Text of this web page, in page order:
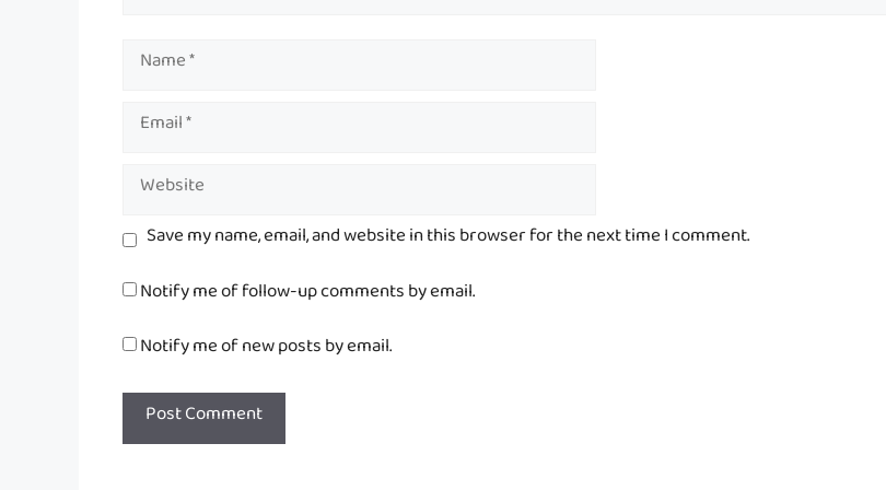
Name
Email
Website
Save my name, email, and website in this browser for the next time I comment.
Notify me of follow-up comments by email.
Notify me of new posts by email.